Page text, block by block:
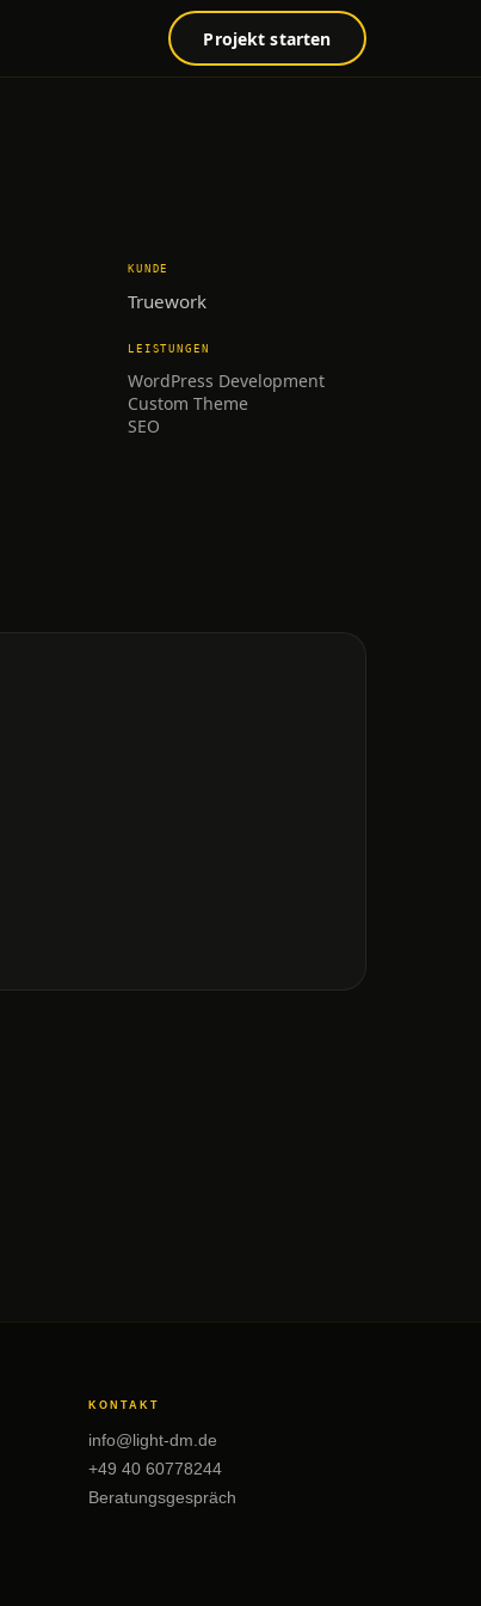
Projekt starten
KUNDE
Truework
LEISTUNGEN
WordPress Development
Custom Theme
SEO
KONTAKT
info@light-dm.de
+49 40 60778244
Beratungsgespräch